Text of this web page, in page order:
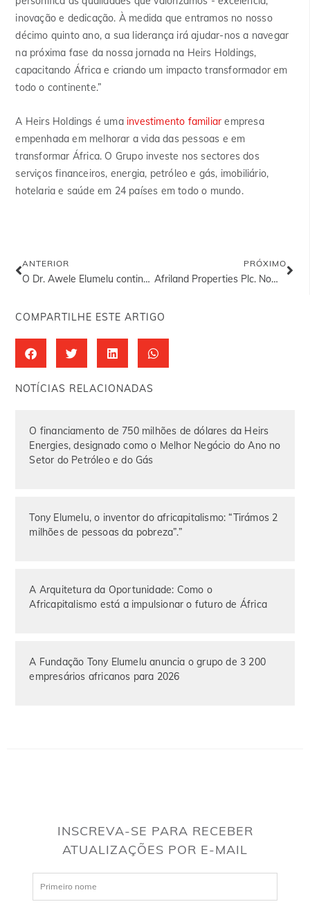
inovação e dedicação. À medida que entramos no nosso
décimo quinto ano, a sua liderança irá ajudar-nos a navegar
na próxima fase da nossa jornada na Heirs Holdings,
capacitando África e criando um impacto transformador em
todo o continente.”
A Heirs Holdings é uma investimento familiar empresa
empenhada em melhorar a vida das pessoas e em
transformar África. O Grupo investe nos sectores dos
serviços financeiros, energia, petróleo e gás, imobiliário,
hotelaria e saúde em 24 países em todo o mundo.
ANTERIOR
O Dr. Awele Elumelu continua a inspirar: Maratonas e marcos históricos
PRÓXIMO
Afriland Properties Plc. Nomeia Azubike Emodi como Diretora-Geral/CEO
COMPARTILHE ESTE ARTIGO
NOTÍCIAS RELACIONADAS
O financiamento de 750 milhões de dólares da Heirs
Energies, designado como o Melhor Negócio do Ano no
Setor do Petróleo e do Gás
Tony Elumelu, o inventor do africapitalismo: “Tirámos 2
milhões de pessoas da pobreza”.”
A Arquitetura da Oportunidade: Como o
Africapitalismo está a impulsionar o futuro de África
A Fundação Tony Elumelu anuncia o grupo de 3 200
empresários africanos para 2026
INSCREVA-SE PARA RECEBER
ATUALIZAÇÕES POR E-MAIL